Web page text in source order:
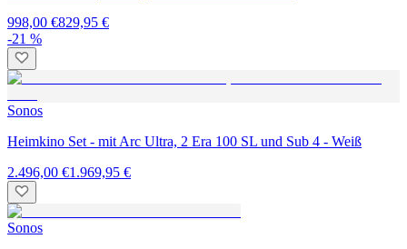
998,00 €829,95 €
-21 %
Sonos
Heimkino Set - mit Arc Ultra, 2 Era 100 SL und Sub 4 - Weiß
2.496,00 €1.969,95 €
Sonos